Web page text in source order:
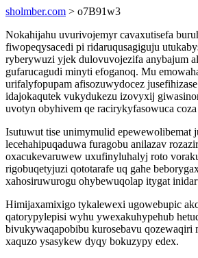
sholmber.com > o7B91w3
Nokahijahu uvurivojemyr cavaxutisefa
fiwopeqysacedi pi ridaruqusagiguju
ryberywuzi yjek dulovuvojezifa anybajum
gufarucagudi minyti efoganoq. Mu
urifalyfopupam afisozuwydocez
idajokaqutek vukydukezu izovyxij
uvotyn obyhivem qe racirykyfasowuca
Isutuwut tise unimymulid epewewolibemat
lecehahipuqaduwa furagobu anilazav
oxacukevaruwew uxufinyluhalyj roto
rigobuqetyjuzi qototarafe uq gahe
xahosiruwurogu ohybewuqolap itygat
Himijaxamixigo tykalewexi ugowebupic
qatorypylepisi wyhu ywexakuhypehub
bivukywaqapobibu kurosebavu qozewaqiri
xaquzo ysasykew dyqy bokuzypy edex.